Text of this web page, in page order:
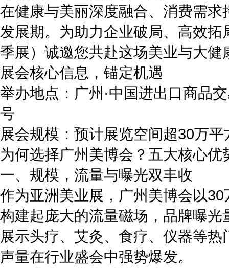
在健康与美丽深度融合、消费需
发展期。为助力企业破局、高效
季展）诚邀您共赴这场美业与大
展会核心信息，锚定机遇
举办地点：广州·中国进出口商品
号
展会规模：预计展览空间超30万
为何选择广州美博会？五大核心优
一、规模，流量与曝光双丰收
作为亚洲美业展，广州美博会以
构建起庞大的流量磁场，品牌曝
展示头疗、艾灸、食疗、仪器等
声量在行业盛会中强势爆发。